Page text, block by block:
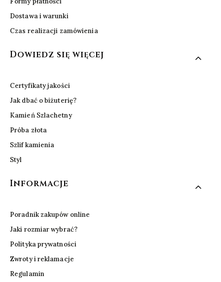
Dostawa i warunki
Czas realizacji zamówienia
Dowiedz się więcej
Certyfikaty jakości
Jak dbać o biżuterię?
Kamień Szlachetny
Próba złota
Szlif kamienia
Styl
Informacje
Poradnik zakupów online
Jaki rozmiar wybrać?
Polityka prywatności
Zwroty i reklamacje
Regulamin